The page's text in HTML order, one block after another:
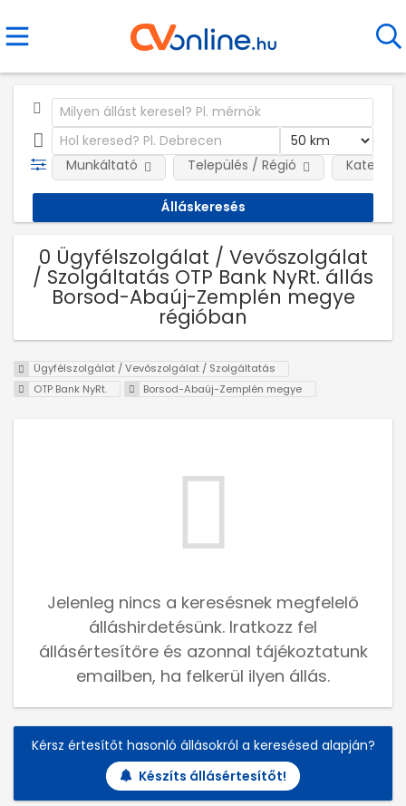
Munkáltató Település / Régió
0 Ügyfélszolgálat / Vevőszolgálat
/ Szolgáltatás OTP Bank NyRt. állás
Borsod-Abaúj-Zemplén megye
régióban
Ügyfélszolgálat / Vevőszolgálat / Szolgáltatás
OTP Bank NyRt.
Borsod-Abaúj-Zemplén megye
Jelenleg nincs a keresésnek megfelelő
álláshirdetésünk. Iratkozz fel
állásértesítőre és azonnal tájékoztatunk
emailben, ha felkerül ilyen állás.
Kérsz értesítőt hasonló állásokról a keresésed alapján?
Készíts állásértesítőt!